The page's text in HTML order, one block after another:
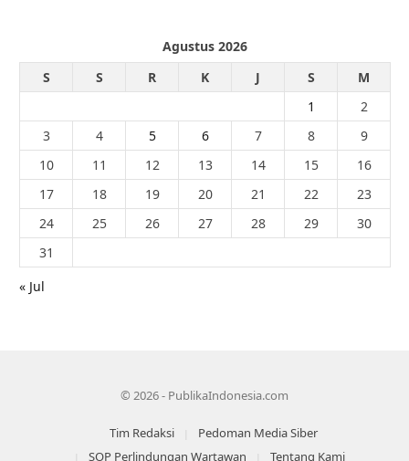
Agustus 2026
S
S R K J S
M
1
2
3
4 5 6 7 8
9
10
11 12 13 14 15
16
17
18 19 20 21 22
23
24
25 26 27 28 29
30
31
« Jul
© 2026 - PublikaIndonesia.com
Tim Redaksi
Pedoman Media Siber
SOP Perlindungan Wartawan
Tentang Kami